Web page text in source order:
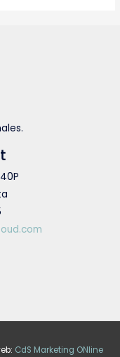
CdS Marketing ONline